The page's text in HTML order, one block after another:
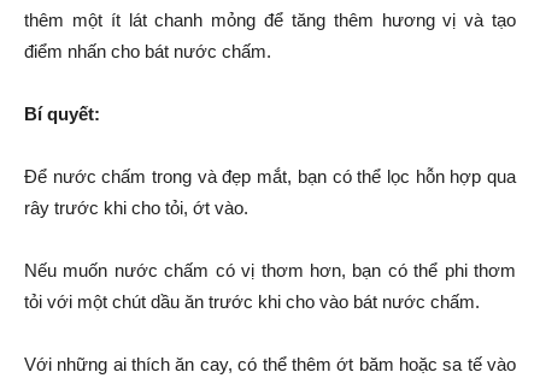
thêm một ít lát chanh mỏng để tăng thêm hương vị và tạo
điểm nhấn cho bát nước chấm.
Bí quyết:
Để nước chấm trong và đẹp mắt, bạn có thể lọc hỗn hợp qua
rây trước khi cho tỏi, ớt vào.
Nếu muốn nước chấm có vị thơm hơn, bạn có thể phi thơm
tỏi với một chút dầu ăn trước khi cho vào bát nước chấm.
Với những ai thích ăn cay, có thể thêm ớt băm hoặc sa tế vào